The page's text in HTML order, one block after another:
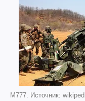
M777. Источник: